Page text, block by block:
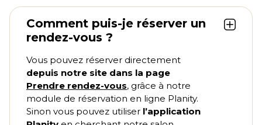
Comment puis-je réserver un
rendez-vous ?
Vous pouvez réserver directement
depuis notre site dans la page
Prendre rendez-vous, grâce à notre
module de réservation en ligne Planity.
Sinon vous pouvez utiliser l’application